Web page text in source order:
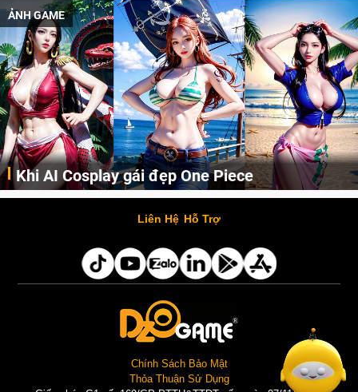
ẢNH GAME
Khi AI Cosplay gái đẹp One Piece
Những cô nàng nóng bỏng Boa Hancock, Nico Robin, Nami, Yamato hay Perona được AI vẽ lại dưới hình thức Cosplay cực kỳ chuẩn chỉnh.
Liên Hệ Hỗ Trợ
Chính Sách Bảo Mật
Thỏa Thuận Sử Dụng